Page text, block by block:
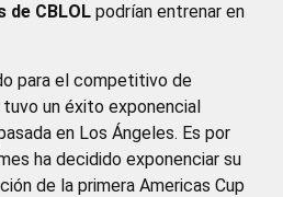
de CBLOL podrían entrenar en
para el competitivo de
un éxito exponencial
en Los Ángeles. Es por
ha decidido exponenciar su
de la primera Americas Cup